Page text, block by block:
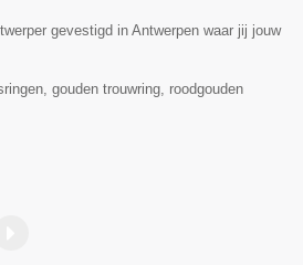
gevestigd in Antwerpen waar jij jouw
gouden trouwring, roodgouden